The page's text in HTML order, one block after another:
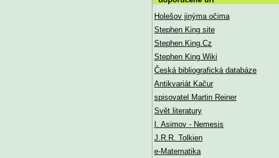
Holešov jinýma očima
Stephen King site
Stephen.King.Cz
Stephen King Wiki
Česká bibliografická databáze
Antikvariát Kačur
spisovatel Martin Reiner
Svět literatury
I. Asimov - Nemesis
J.R.R. Tolkien
e-Matematika